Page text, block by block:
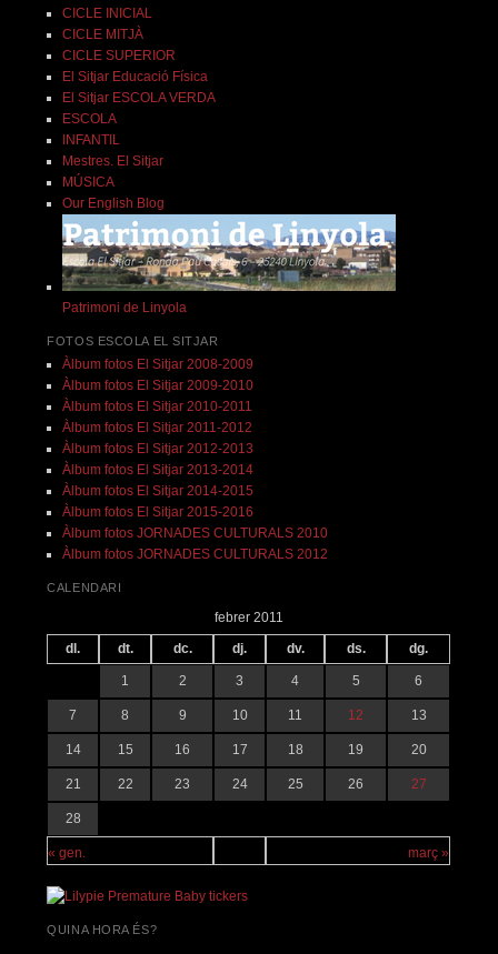
CICLE INICIAL
CICLE MITJÀ
CICLE SUPERIOR
El Sitjar Educació Física
El Sitjar ESCOLA VERDA
ESCOLA
INFANTIL
Mestres. El Sitjar
MÚSICA
Our English Blog
Patrimoni de Linyola
FOTOS ESCOLA EL SITJAR
Àlbum fotos El Sitjar 2008-2009
Àlbum fotos El Sitjar 2009-2010
Àlbum fotos El Sitjar 2010-2011
Àlbum fotos El Sitjar 2011-2012
Àlbum fotos El Sitjar 2012-2013
Àlbum fotos El Sitjar 2013-2014
Àlbum fotos El Sitjar 2014-2015
Àlbum fotos El Sitjar 2015-2016
Àlbum fotos JORNADES CULTURALS 2010
Àlbum fotos JORNADES CULTURALS 2012
CALENDARI
febrer 2011
dl. dt. dc. dj. dv. ds. dg.
« gen. març »
1 2 3 4 5 6
7 8 9 10 11 12 13
14 15 16 17 18 19 20
21 22 23 24 25 26 27
28
QUINA HORA ÉS?